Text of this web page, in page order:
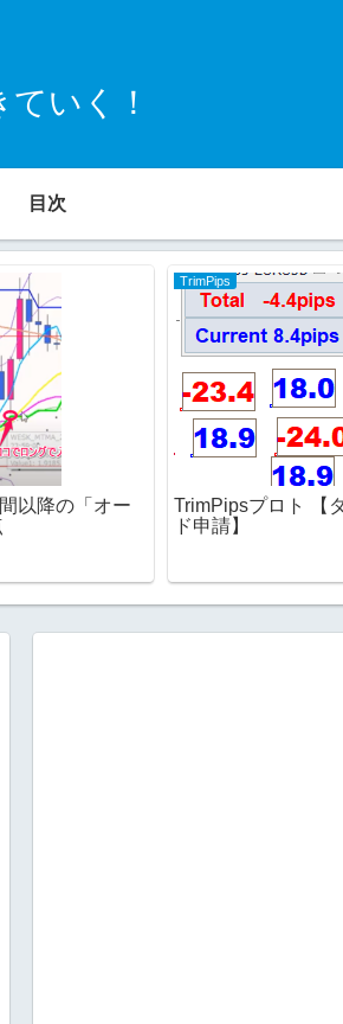
いく！
目次
以降の「オー
TrimPips
TrimPipsプロト 【
ド申請】